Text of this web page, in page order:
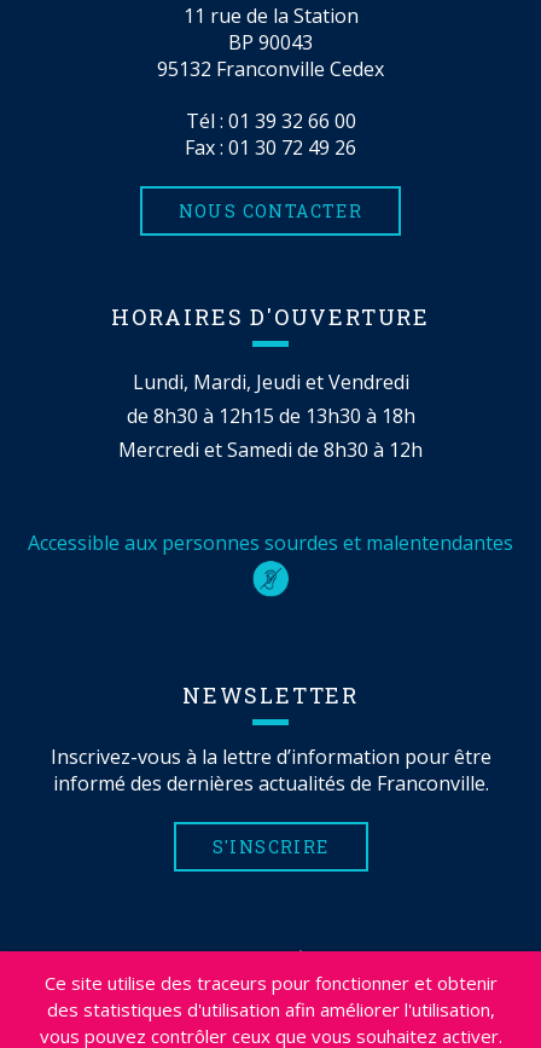
Ce site utilise des traceurs pour fonctionner et obtenir
des statistiques d'utilisation afin améliorer l'utilisation,
vous pouvez contrôler ceux que vous souhaitez activer.
11 rue de la Station
BP 90043
95132 Franconville Cedex
Tél : 01 39 32 66 00
Fax : 01 30 72 49 26
NOUS CONTACTER
HORAIRES D'OUVERTURE
Lundi, Mardi, Jeudi et Vendredi
de 8h30 à 12h15 de 13h30 à 18h
Mercredi et Samedi de 8h30 à 12h
Accessible aux personnes sourdes et malentendantes
NEWSLETTER
Inscrivez-vous à la lettre d’information pour être
informé des dernières actualités de Franconville.
S'INSCRIRE
MENTIONS LÉGALES
PLAN DU SITE
CRÉDITS